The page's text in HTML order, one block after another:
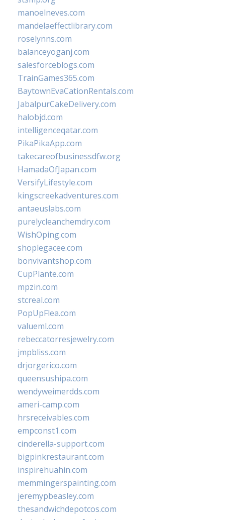
manoelneves.com
mandelaeffectlibrary.com
roselynns.com
balanceyoganj.com
salesforceblogs.com
TrainGames365.com
BaytownEvaCationRentals.com
JabalpurCakeDelivery.com
halobjd.com
intelligenceqatar.com
PikaPikaApp.com
takecareofbusinessdfw.org
HamadaOfJapan.com
VersifyLifestyle.com
kingscreekadventures.com
antaeuslabs.com
purelycleanchemdry.com
WishOping.com
shoplegacee.com
bonvivantshop.com
CupPlante.com
mpzin.com
stcreal.com
PopUpFlea.com
valueml.com
rebeccatorresjewelry.com
jmpbliss.com
drjorgerico.com
queensushipa.com
wendyweimerdds.com
ameri-camp.com
hrsreceivables.com
empconst1.com
cinderella-support.com
bigpinkrestaurant.com
inspirehuahin.com
memmingerspainting.com
jeremypbeasley.com
thesandwichdepotcos.com